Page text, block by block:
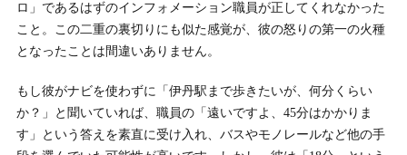
ロ」であるはずのインフォメーション職員が正してくれなかった
こと。この二重の裏切りにも似た感覚が、彼の怒りの第一の火種
となったことは間違いありません。
もし彼がナビを使わずに「伊丹駅まで歩きたいが、何分くらい
か？」と聞いていれば、職員の「遠いですよ、45分はかかりま
す」という答えを素直に受け入れ、バスやモノレールなど他の手